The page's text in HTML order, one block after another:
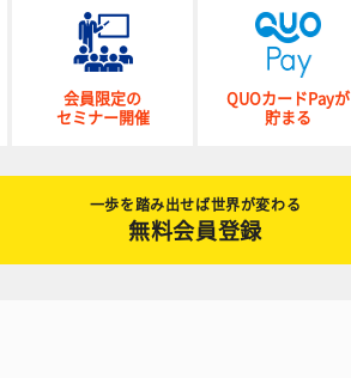
会員限定の
セミナー開催
QUOカードPayが
貯まる
一歩を踏み出せば世界が変わる
無料会員登録